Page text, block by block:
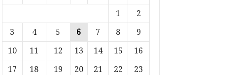
1
2
3
4 5 6 7 8
9
10
11 12 13 14 15
16
17
18 19 20 21 22
23